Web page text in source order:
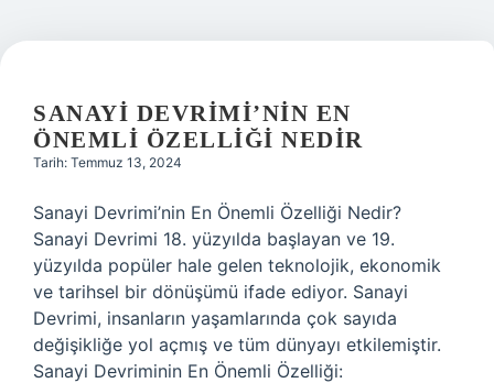
Hakkımızda
SANAYI DEVRIMI’NIN EN
ÖNEMLI ÖZELLIĞI NEDIR
Tarih: Temmuz 13, 2024
Sanayi Devrimi’nin En Önemli Özelliği Nedir?
Sanayi Devrimi 18. yüzyılda başlayan ve 19.
yüzyılda popüler hale gelen teknolojik, ekonomik
ve tarihsel bir dönüşümü ifade ediyor. Sanayi
Devrimi, insanların yaşamlarında çok sayıda
değişikliğe yol açmış ve tüm dünyayı etkilemiştir.
Sanayi Devriminin En Önemli Özelliği: